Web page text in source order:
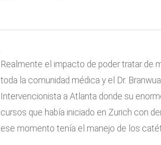
Realmente el impacto de poder tratar de
toda la comunidad médica y el Dr.
Intervencionista a Atlanta donde su
cursos que había iniciado en Zurich con
ese momento tenía el manejo de los